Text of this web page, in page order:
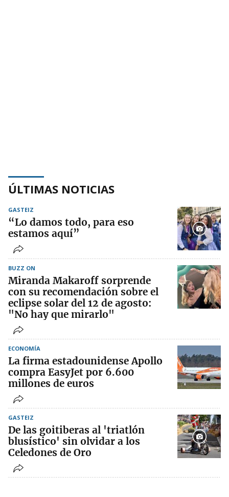
ÚLTIMAS NOTICIAS
GASTEIZ
“Lo damos todo, para eso
estamos aquí”
BUZZ ON
Miranda Makaroff sorprende
con su recomendación sobre el
eclipse solar del 12 de agosto:
"No hay que mirarlo"
ECONOMÍA
La firma estadounidense Apollo
compra EasyJet por 6.600
millones de euros
GASTEIZ
De las goitiberas al 'triatlón
blusístico' sin olvidar a los
Celedones de Oro